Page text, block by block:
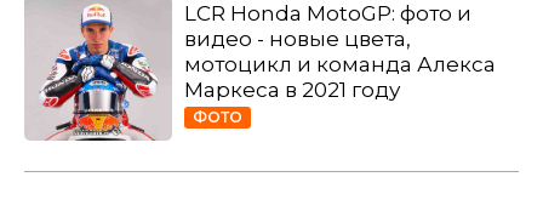
LCR Honda MotoGP: фото и
видео - новые цвета,
мотоцикл и команда Алекса
Маркеса в 2021 году
ФОТО